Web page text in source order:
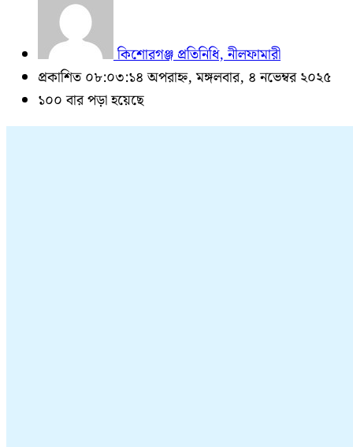
কিশোরগঞ্জ প্রতিনিধি, নীলফামারী
প্রকাশিত ০৮:০৩:১৪ অপরাহ্ন, মঙ্গলবার, ৪ নভেম্বর ২০২৫
১০০ বার পড়া হয়েছে